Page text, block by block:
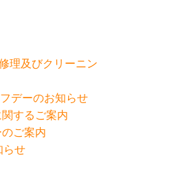
理及びクリーニン
デーのお知らせ
するご案内
ご案内
せ